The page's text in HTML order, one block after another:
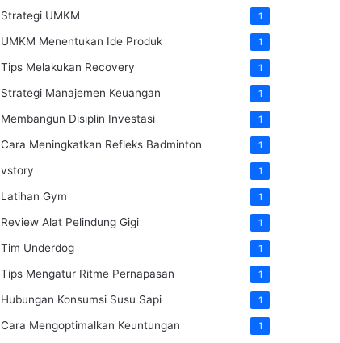
Strategi UMKM 1
UMKM Menentukan Ide Produk 1
Tips Melakukan Recovery 1
Strategi Manajemen Keuangan 1
Membangun Disiplin Investasi 1
Cara Meningkatkan Refleks Badminton 1
vstory 1
Latihan Gym 1
Review Alat Pelindung Gigi 1
Tim Underdog 1
Tips Mengatur Ritme Pernapasan 1
Hubungan Konsumsi Susu Sapi 1
Cara Mengoptimalkan Keuntungan 1